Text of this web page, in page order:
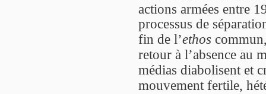
actions armées entre
processus de
fin de l’ethos
retour à l’absence au
médias diabolisent et
mouvement fertile,